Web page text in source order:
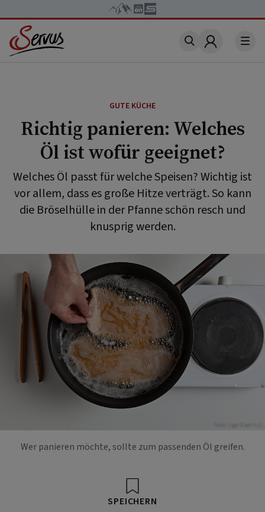
Account
GUTE KÜCHE
Richtig panieren: Welches
Öl ist wofür geeignet?
Welches Öl passt für welche Speisen? Wichtig ist
vor allem, dass es große Hitze verträgt. So kann
die Bröselhülle in der Pfanne schön resch und
knusprig werden.
Foto: Ingo Eisenhut
Wer panieren möchte, sollte zum passenden Öl greifen.
SPEICHERN